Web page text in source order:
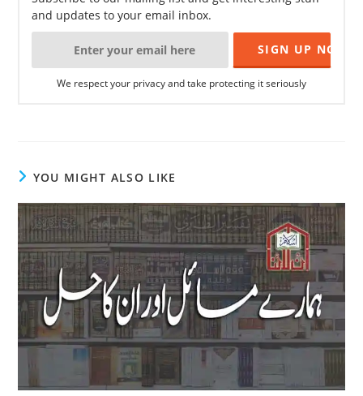
and updates to your email inbox.
We respect your privacy and take protecting it seriously
YOU MIGHT ALSO LIKE